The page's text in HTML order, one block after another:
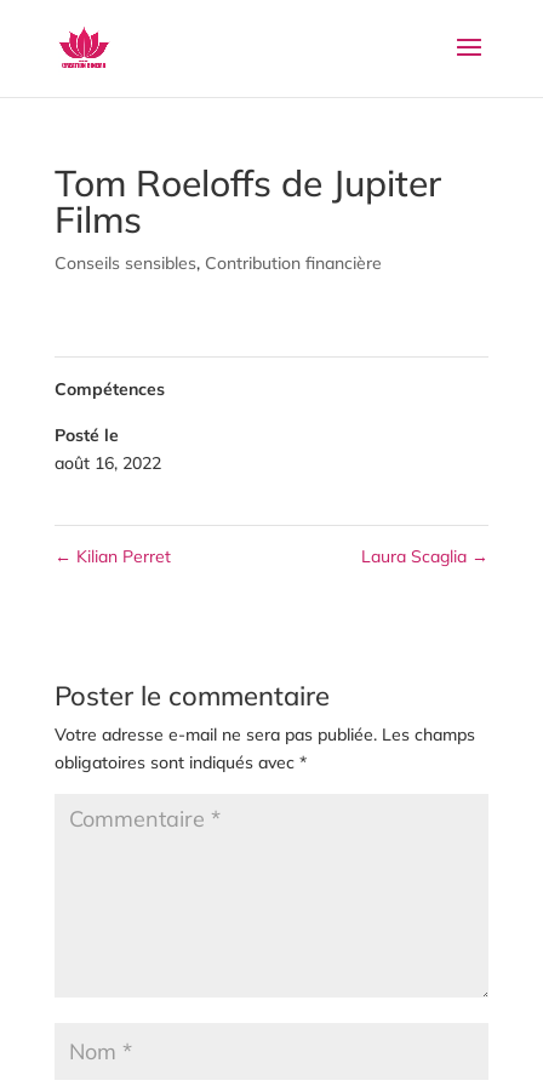
Tom Roeloffs de Jupiter
Films
Conseils sensibles, Contribution financière
Compétences
Posté le
août 16, 2022
← Kilian Perret Laura Scaglia →
Poster le commentaire
Votre adresse e-mail ne sera pas publiée. Les champs
obligatoires sont indiqués avec *